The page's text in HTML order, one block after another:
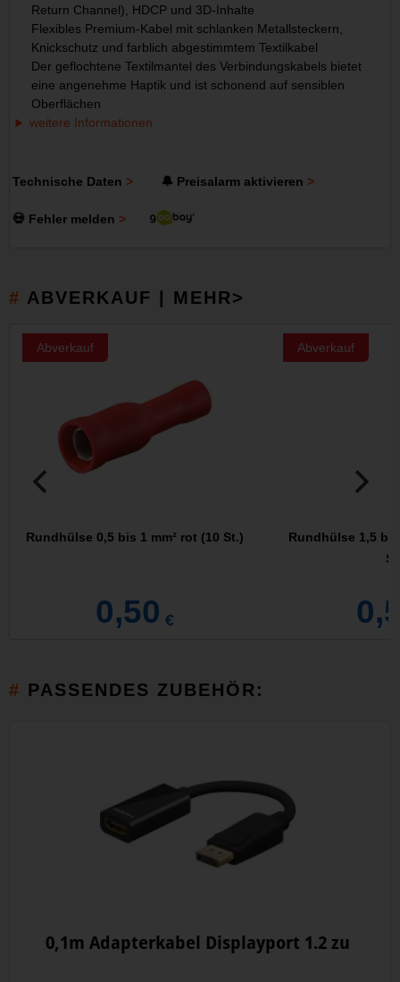
Return Channel), HDCP und 3D-Inhalte
Flexibles Premium-Kabel mit schlanken Metallsteckern,
Knickschutz und farblich abgestimmtem Textilkabel
Der geflochtene Textilmantel des Verbindungskabels bietet
eine angenehme Haptik und ist schonend auf sensiblen
Oberflächen
weitere Informationen
Technische Daten 🔔 Preisalarm aktivieren
💀 Fehler melden
ABVERKAUF | MEHR>
Abverkauf
Rundhülse 0,5 bis 1 mm² rot (10 St.)
0,50 €
Abverkauf
Rundhülse 1,5
PASSENDES ZUBEHÖR:
0,1m Adapterkabel Displayport 1.2 zu